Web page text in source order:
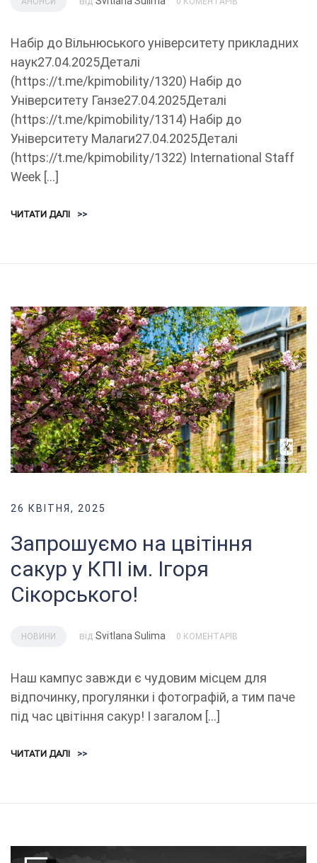
Набір до Вільнюського університету прикладних
наук27.04.2025Деталі
(https://t.me/kpimobility/1320) Набір до
Університету Ганзе27.04.2025Деталі
(https://t.me/kpimobility/1314) Набір до
Університету Малаги27.04.2025Деталі
(https://t.me/kpimobility/1322) International Staff
Week […]
ЧИТАТИ ДАЛІ >>
26 КВІТНЯ, 2025
Запрошуємо на цвітіння
сакур у КПІ ім. Ігоря
Сікорського!
НОВИНИ від Svitlana Sulima 0 КОМЕНТАРІВ
Наш кампус завжди є чудовим місцем для
відпочинку, прогулянки і фотографій, а тим паче
під час цвітіння сакур! І загалом […]
ЧИТАТИ ДАЛІ >>